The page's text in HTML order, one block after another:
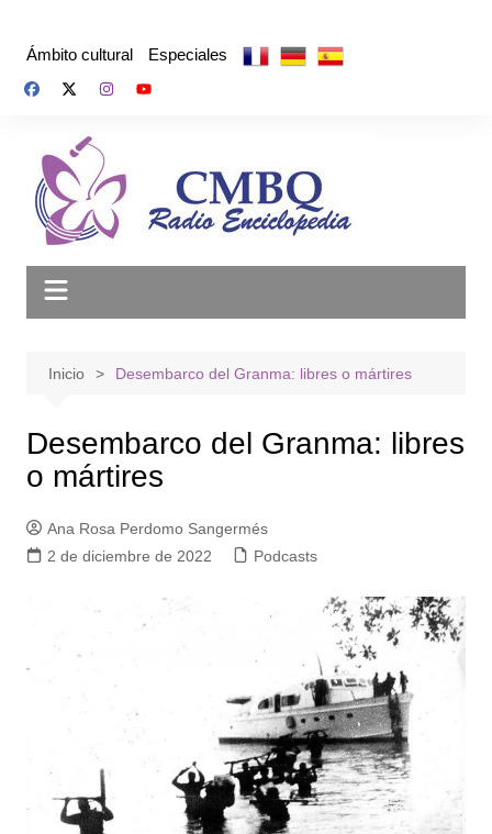
Ámbito cultural Especiales
Inicio Desembarco del Granma: libres o mártires
Desembarco del Granma: libres
o mártires
Ana Rosa Perdomo Sangermés
2 de diciembre de 2022
Podcasts